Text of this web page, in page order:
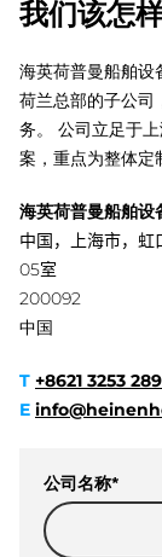
我们该怎
海英荷普曼船舶设
荷兰总部的子公司
务。 公司立足于
案，重点为整体定
海英荷普曼船舶设
中国，上海市，虹
05室
200092
中国
T +8621 3253
E
公司名称*